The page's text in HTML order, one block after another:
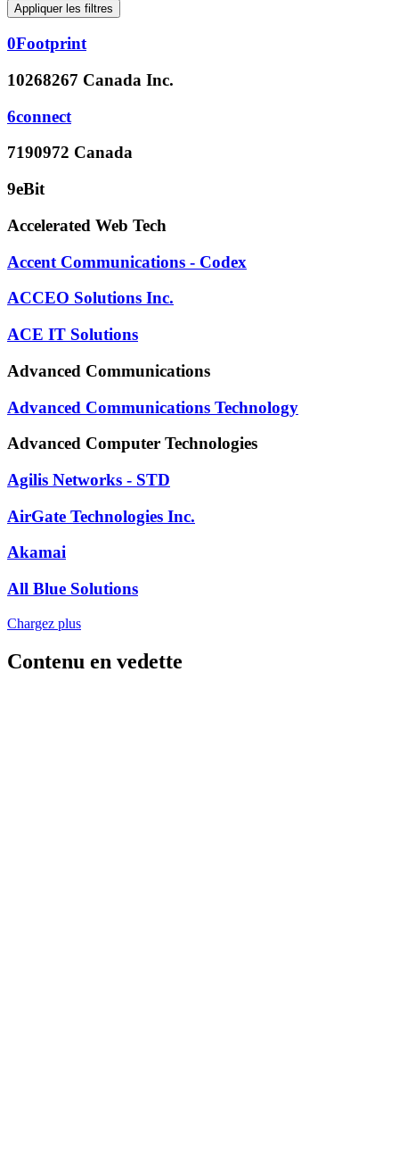
Appliquer les filtres
0Footprint
10268267 Canada Inc.
6connect
7190972 Canada
9eBit
Accelerated Web Tech
Accent Communications - Codex
ACCEO Solutions Inc.
ACE IT Solutions
Advanced Communications
Advanced Communications Technology
Advanced Computer Technologies
Agilis Networks - STD
AirGate Technologies Inc.
Akamai
All Blue Solutions
Chargez plus
Contenu en vedette